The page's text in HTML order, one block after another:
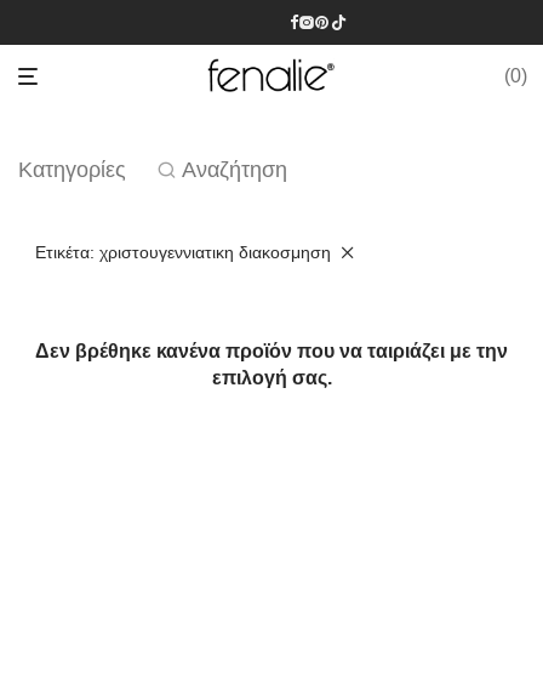
0
Κατηγορίες Αναζήτηση
Ετικέτα: χριστουγεννιατικη διακοσμηση
Δεν βρέθηκε κανένα προϊόν που να ταιριάζει με την
επιλογή σας.